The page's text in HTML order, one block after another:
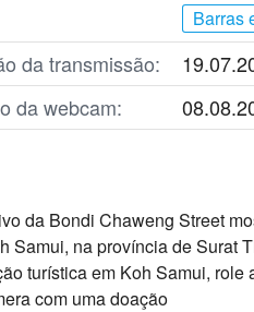
Barras
da transmissão:
da webcam:
da Bondi Chaweng Street
Samui, na província de Surat
turística em Koh Samui,
com uma doação